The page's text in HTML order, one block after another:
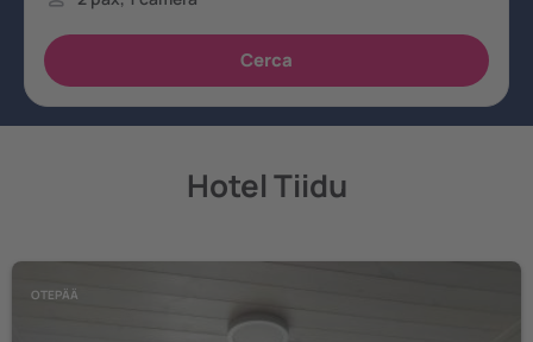
Hotel Tiidu
OTEPÄÄ